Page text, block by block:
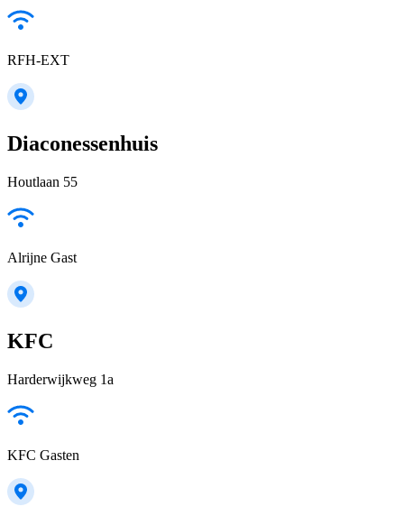
RFH-EXT
Diaconessenhuis
Houtlaan 55
Alrijne Gast
KFC
Harderwijkweg 1a
KFC Gasten